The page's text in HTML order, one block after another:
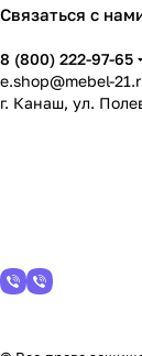
Связаться с
8 (800) 222-97-65
e.shop@mebel-
г. Канаш, ул.